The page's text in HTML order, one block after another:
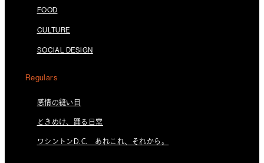
FOOD
CULTURE
SOCIAL DESIGN
Regulars
感情の縫い目
ときめけ、踊る日常
ワシントンD.C. あれこれ、それから。